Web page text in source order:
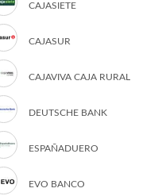
CAJASIETE
CAJASUR
CAJAVIVA CAJA RURAL
DEUTSCHE BANK
ESPAÑADUERO
EVO BANCO